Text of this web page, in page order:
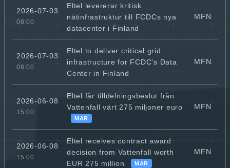
2026-07-03
08:00
Eltel levererar kritisk
nätinfrastruktur till FCDCs nya
datacenter i Finland
MFN
2026-07-03
08:00
Eltel to deliver critical grid
infrastructure for FCDC’s Data
Center in Finland
MFN
2026-06-08
15:00
Eltel får tilldelningsbeslut från
Vattenfall värt 275 miljoner euro
MAR
MFN
2026-06-08
15:00
Eltel receives contract award
decision from Vattenfall worth
EUR 275 million
MAR
MFN